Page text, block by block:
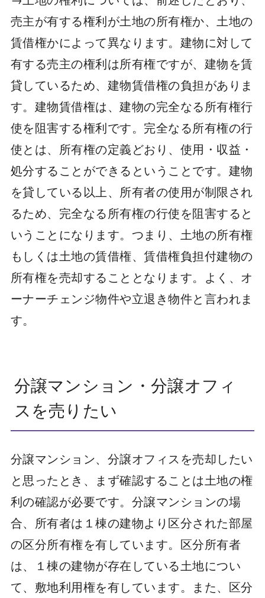
売主が有する権利が土地の所有権か、土地の
賃借権かによって異なります。建物に対して
有する売主の権利は所有権ですが、建物を賃
貸しているため、建物賃借権の負担がありま
す。建物賃借権は、建物の完全なる所有権行
使を阻害する権利です。完全なる所有権の行
使とは、所有権の定義どおり、使用・収益・
処分することができるということです。建物
を貸している以上、所有者の使用が制限され
るため、完全なる所有権の行使を阻害すると
いうことになります。つまり、土地の所有権
もしくは土地の賃借権、賃借権負担付建物の
所有権を売却することとなります。よく、オ
ーナーチェンジ物件や立退き物件と言われま
す。
分譲マンション・分譲オフィ
スを売りたい
分譲マンション、分譲オフィスを売却したい
と思ったとき、まず確認することは土地の権
利の確認が必要です。分譲マンションの場
合、所有者は１棟の建物より区分された部屋
の区分所有権を有しています。区分所有者
は、１棟の建物が存在している土地につい
て、敷地利用権を有しています。また、区分